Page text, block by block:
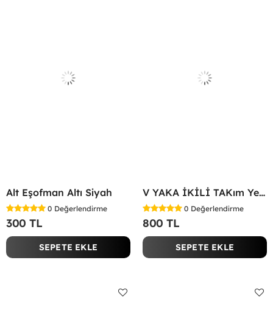
Alt Eşofman Altı Siyah
0 Değerlendirme
300 TL
SEPETE EKLE
V YAKA İKİLİ TAKım Yeşil
0 Değerlendirme
800 TL
SEPETE EKLE